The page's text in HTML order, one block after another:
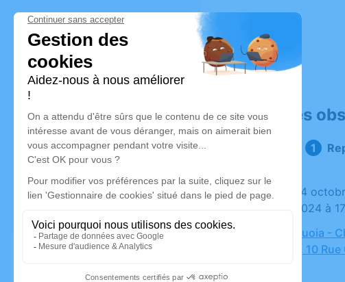
Déroulé des
Du lundi 14 octobre 2024 à 18h00 au vendredi 18
octobre 2024 à
Salon Sequoia -
Pontarlier, 10